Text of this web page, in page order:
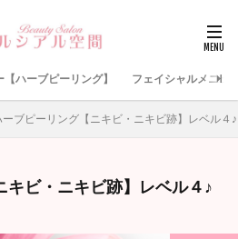
ハーブピーリング】 フェイシャルメニュ
ーブピーリング【ニキビ・ニキビ跡】レベル４♪
キビ・ニキビ跡】レベル４♪
検索